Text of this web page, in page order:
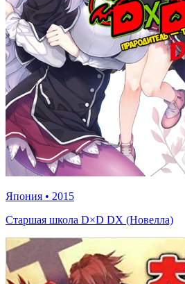
Япония • 2015
Старшая школа D×D DX (Новелла)